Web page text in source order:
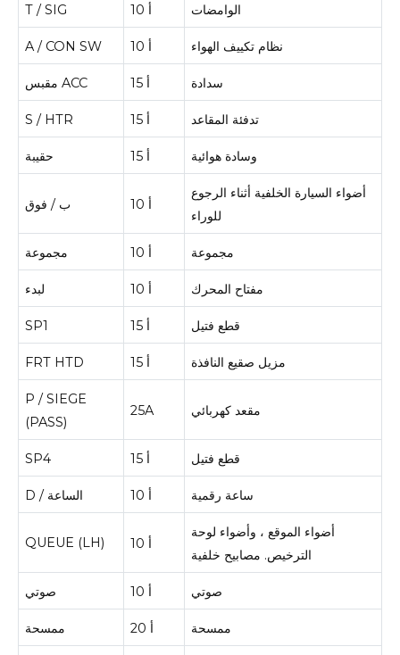
T / SIG 10 أ الوامضات
A / CON SW 10 أ نظام تكييف الهواء
مقبس ACC 15 أ سدادة
S / HTR 15 أ تدفئة المقاعد
حقيبة 15 أ وسادة هوائية
ب / فوق 10 أ
أضواء السيارة الخلفية أثناء الرجوع
للوراء
مجموعة 10 أ مجموعة
لبدء 10 أ مفتاح المحرك
SP1 15 أ قطع فتيل
FRT HTD 15 أ مزيل صقيع النافذة
P / SIEGE
(PASS)
25A مقعد كهربائي
SP4 15 أ قطع فتيل
D / الساعة 10 أ ساعة رقمية
QUEUE (LH) 10 أ
أضواء الموقع ، وأضواء لوحة
الترخيص. مصابيح خلفية
صوتي 10 أ صوتي
ممسحة 20 أ ممسحة